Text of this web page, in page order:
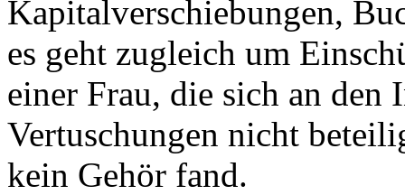
Kapitalverschiebungen,
es geht zugleich um
einer Frau, die sich an
Vertuschungen nicht
kein Gehör fand.